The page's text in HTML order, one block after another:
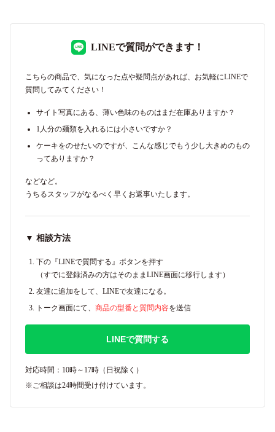
LINEで質問ができます！
こちらの商品で、気になった点や疑問点があれば、お気軽にLINEで
質問してみてください！
サイト写真にある、薄い色味のものはまだ在庫ありますか？
1人分の麺類を入れるには小さいですか？
ケーキをのせたいのですが、こんな感じでもう少し大きめのもの
ってありますか？
などなど。
うちるスタッフがなるべく早くお返事いたします。
▼ 相談方法
下の『LINEで質問する』ボタンを押す
（すでに登録済みの方はそのままLINE画面に移行します）
友達に追加をして、LINEで友達になる。
トーク画面にて、 商品の型番と質問内容を送信
LINEで質問する
対応時間：10時～17時（日祝除く）
※ご相談は24時間受け付けています。